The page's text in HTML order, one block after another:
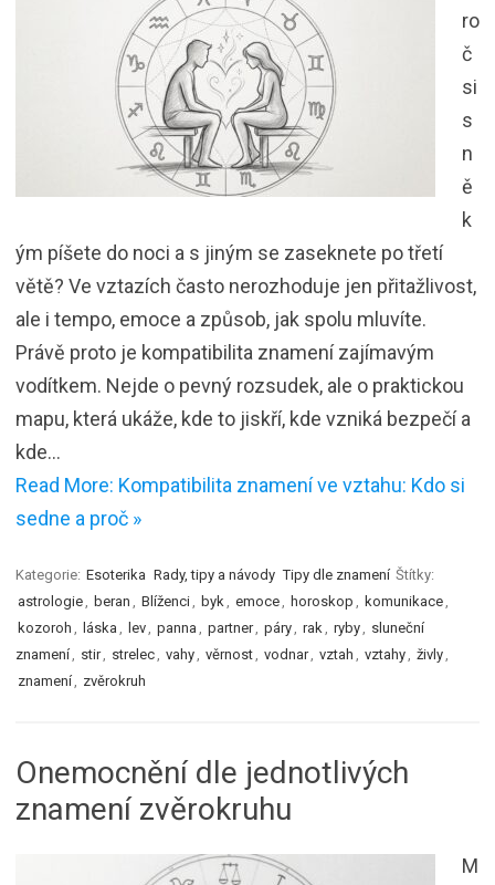
ro
č
si
s
n
ě
k
ým píšete do noci a s jiným se zaseknete po třetí
větě? Ve vztazích často nerozhoduje jen přitažlivost,
ale i tempo, emoce a způsob, jak spolu mluvíte.
Právě proto je kompatibilita znamení zajímavým
vodítkem. Nejde o pevný rozsudek, ale o praktickou
mapu, která ukáže, kde to jiskří, kde vzniká bezpečí a
kde…
Read More: Kompatibilita znamení ve vztahu: Kdo si
sedne a proč »
Kategorie: Esoterika Rady, tipy a návody Tipy dle znamení Štítky:
astrologie
beran Blíženci byk emoce horoskop komunikace
kozoroh
láska lev panna partner páry rak ryby
sluneční
znamení
stir strelec vahy věrnost vodnar vztah vztahy živly
znamení
zvěrokruh
Onemocnění dle jednotlivých
znamení zvěrokruhu
M